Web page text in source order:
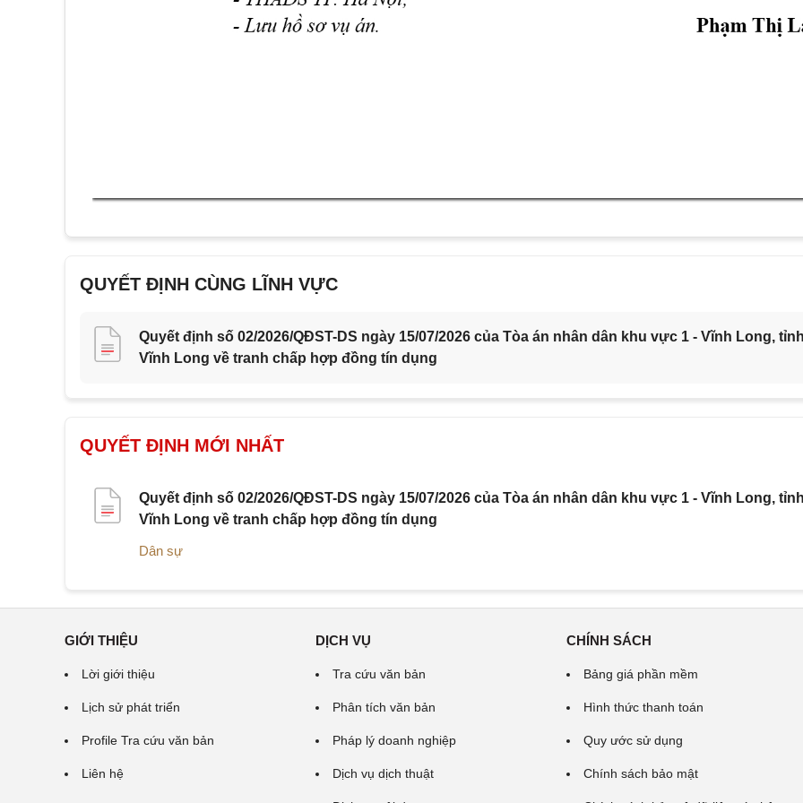
QUYẾT ĐỊNH CÙNG LĨNH VỰC
Quyết định số 02/2026/QĐST-DS ngày 15/07/2026 của Tòa án nhân dân khu vực 1 - Vĩnh Long,
Vĩnh Long về tranh chấp hợp đồng tín dụng
QUYẾT ĐỊNH MỚI NHẤT
Quyết định số 02/2026/QĐST-DS ngày 15/07/2026 của Tòa án nhân dân khu vực 1 - Vĩnh Long,
Vĩnh Long về tranh chấp hợp đồng tín dụng
Dân sự
GIỚI THIỆU
Lời giới thiệu
Lịch sử phát triển
Profile Tra cứu văn bản
Liên hệ
DỊCH VỤ
Tra cứu văn bản
Phân tích văn bản
Pháp lý doanh nghiệp
Dịch vụ dịch thuật
CHÍNH SÁCH
Bảng giá phần mềm
Hình thức thanh toán
Quy ước sử dụng
Chính sách bảo mật